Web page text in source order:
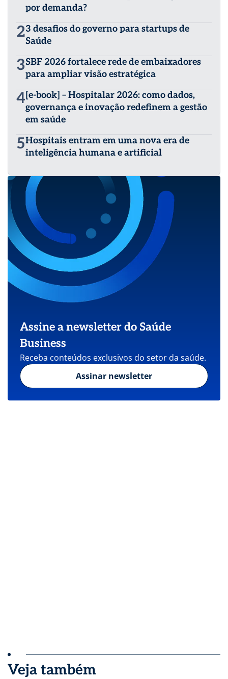
por demanda?
23 desafios do governo para startups de
Saúde
3SBF 2026 fortalece rede de embaixadores
para ampliar visão estratégica
4[e-book] – Hospitalar 2026: como dados,
governança e inovação redefinem a gestão
em saúde
5Hospitais entram em uma nova era de
inteligência humana e artificial
Assine a newsletter do Saúde
Business
Receba conteúdos exclusivos do setor da saúde.
Assinar newsletter
Veja também